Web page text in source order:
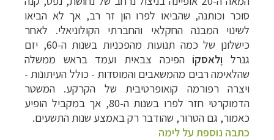
סוכר וכותנה, שהביאו לפרו הון זר רב, אך לא הביאו
לשינוי המבנה החקלאי והחברתי הקולוניאלי. לאחר
כישלונן של כמה
תנועות מהפכניות בשנות ה-60, יזם
גנרל וֶלאסקוֹהפיכה צבאית ועמד בראש ממשלה
שהלאימה רבים מהמשאבים והמוסדות - כולל העיתונות -
ויצרה רפורמה קואופרטיבית של הקרקע. המשטר
הדמוקרטי חזר לפרו בשנות ה-80, אך במקביל הופיע
כאמור, גם הטרור, שהודבר רק באמצע שנות התשעים.
כתבה נוספת על לימה